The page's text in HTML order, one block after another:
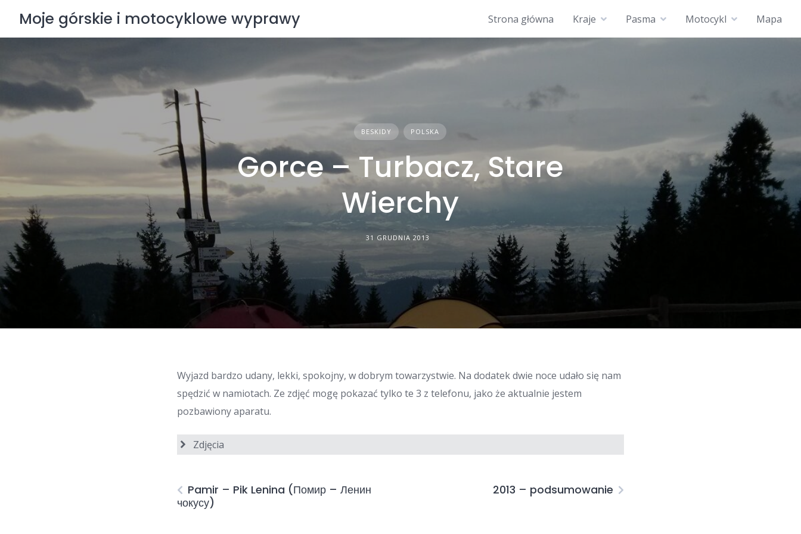
content
Moje górskie i motocyklowe wyprawy Strona główna Kraje Pasma Motocykl Mapa
BESKIDY POLSKA
Gorce – Turbacz, Stare
Wierchy
31 GRUDNIA 2013
Wyjazd bardzo udany, lekki, spokojny, w dobrym towarzystwie. Na dodatek dwie noce udało się nam
spędzić w namiotach. Ze zdjęć mogę pokazać tylko te 3 z telefonu, jako że aktualnie jestem
pozbawiony aparatu.
Zdjęcia
Pamir – Pik Lenina (Помир – Ленин
чокусу)
2013 – podsumowanie